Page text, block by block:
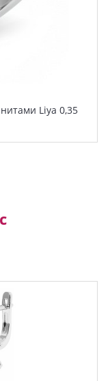
Liya 0,35